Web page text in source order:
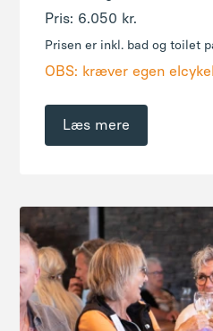
Læs mere
Det skønne liv